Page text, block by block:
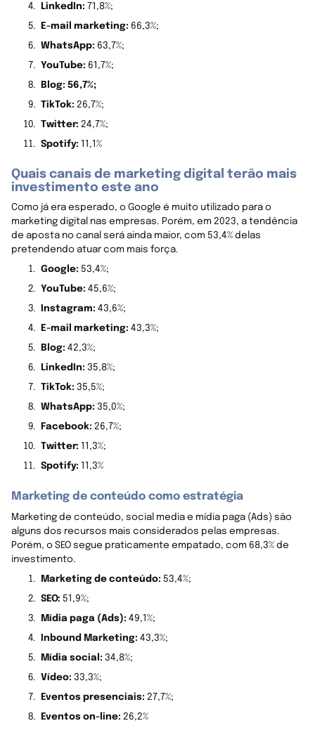
LinkedIn: 71,8%;
E-mail marketing: 66,3%;
WhatsApp: 63,7%;
YouTube: 61,7%;
Blog: 56,7%;
TikTok: 26,7%;
Twitter: 24,7%;
Spotify:11,1%
Quais canais de marketing digital terão mais
investimento este ano
Como já era esperado, o Google é muito utilizado para o
marketing digital nas empresas. Porém, em 2023, a tendência
de aposta no canal será ainda maior, com 53,4% delas
pretendendo atuar com mais força.
Google: 53,4%;
YouTube:45,6%;
Instagram:43,6%;
E-mail marketing:43,3%;
Blog:42,3%;
LinkedIn: 35,8%;
TikTok: 35,5%;
WhatsApp: 35,0%;
Facebook:26,7%;
Twitter:11,3%;
Spotify:11,3%
Marketing de conteúdo como estratégia
Marketing de conteúdo, social media e mídia paga (Ads) são
alguns dos recursos mais considerados pelas empresas.
Porém, o SEO segue praticamente empatado, com 68,3% de
investimento.
Marketing de conteúdo: 53,4%;
SEO: 51,9%;
Mídia paga (Ads):49,1%;
Inbound Marketing: 43,3%;
Mídia social: 34,8%;
Vídeo: 33,3%;
Eventos presenciais:27,7%;
Eventos on-line:26,2%